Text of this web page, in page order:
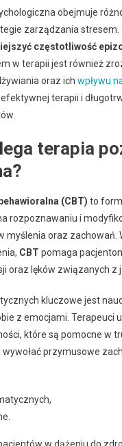
obejmuje
zarządzania stresem.
częstotliwość
w terapii jest również
oraz ich wpływu
terapii i
terapia
(CBT) to
rozpoznawaniu i
myślenia oraz zachowań.
CBT pomaga
oraz lęków związanych z
kluczowe jest
z emocjami. Terapeuci
które są pomocne w
przymusowe
w dążeniu do